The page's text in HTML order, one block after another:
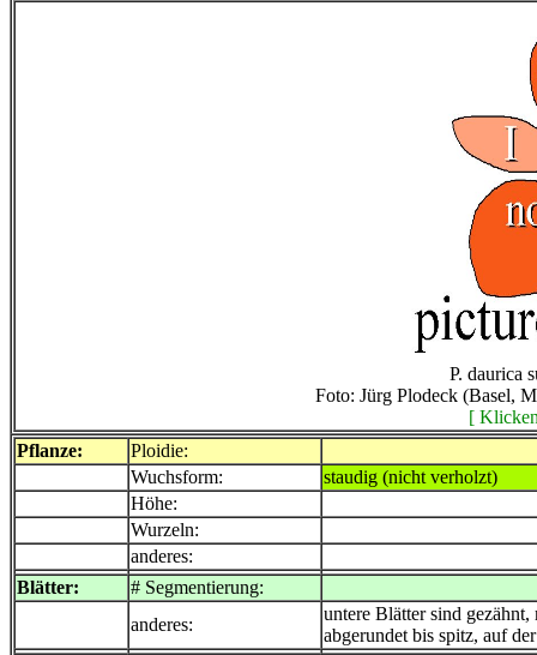
P. daurica
Foto: Jürg Plodeck (Basel,
[
Pflanze:
Ploidie:
Wuchsform:
staudig (nicht verholzt)
Höhe:
Wurzeln:
anderes:
Blätter:
# Segmentierung:
anderes:
untere Blätter sind
abgerundet bis spitz, auf